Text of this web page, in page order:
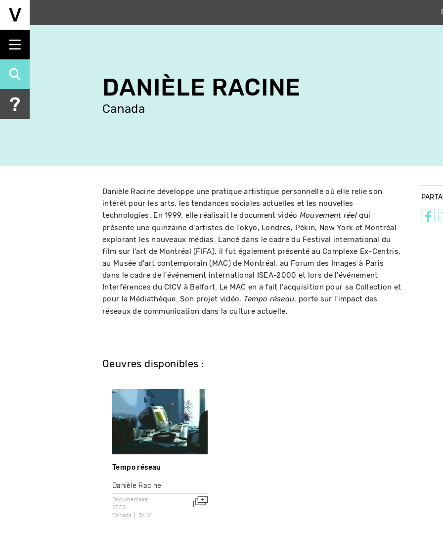
Aller
principal
DANIÈLE RACINE
Canada
Danièle Racine développe une pratique artistique personnelle où elle relie son
intérêt pour les arts, les tendances sociales actuelles et les nouvelles
technologies. En 1999, elle réalisait le document vidéo Mouvement réel qui
présente une quinzaine d'artistes de Tokyo, Londres, Pékin, New York et Montréal
explorant les nouveaux médias. Lancé dans le cadre du Festival international du
film sur l'art de Montréal (FIFA), il fut également présenté au Complexe Ex-Centris,
au Musée d'art contemporain (MAC) de Montréal, au Forum des Images à Paris
dans le cadre de l'événement international ISEA-2000 et lors de l'événement
Interférences du CICV à Belfort. Le MAC en a fait l'acquisition pour sa Collection et
pour la Médiathèque. Son projet vidéo, Tempo réseau, porte sur l'impact des
réseaux de communication dans la culture actuelle.
Oeuvres disponibles :
Tempo réseau
Danièle Racine
Documentaire
2002
Canada
36:11